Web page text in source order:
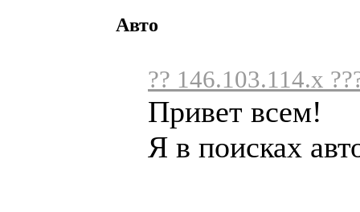
Авто
?? 146.103.114.x
Привет всем!
Я в поисках